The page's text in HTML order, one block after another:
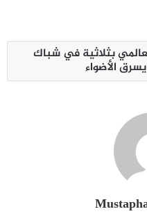
بثلاثية في شباك
الأضواء